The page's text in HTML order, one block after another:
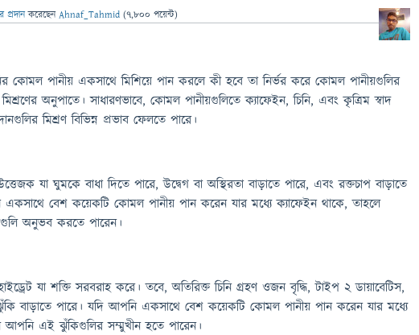
প্রদান করেছেনAhnaf_Tahmid (7,800 পয়েন্ট)
কোমল পানীয় একসাথে মিশিয়ে পান করলে কী হবে তা নির্ভর করে কোমল পানীয়গুলির
অনুপাতে। সাধারণভাবে, কোমল পানীয়গুলিতে ক্যাফেইন, চিনি, এবং কৃত্রিম স্বাদ
মিশ্রণ বিভিন্ন প্রভাব ফেলতে পারে।
যা ঘুমকে বাধা দিতে পারে, উদ্বেগ বা অস্থিরতা বাড়াতে পারে, এবং রক্তচাপ বাড়াতে
একসাথে বেশ কয়েকটি কোমল পানীয় পান করেন যার মধ্যে ক্যাফেইন থাকে, তাহলে
অনুভব করতে পারেন।
যা শক্তি সরবরাহ করে। তবে, অতিরিক্ত চিনি গ্রহণ ওজন বৃদ্ধি, টাইপ 2 ডায়াবেটিস,
বাড়াতে পারে। যদি আপনি একসাথে বেশ কয়েকটি কোমল পানীয় পান করেন যার মধ্যে
আপনি এই ঝুঁকিগুলির সম্মুখীন হতে পারেন।